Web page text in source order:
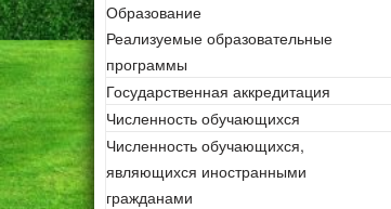
Образование
Реализуемые образовательные
программы
Государственная аккредитация
Численность обучающихся
Численность обучающихся,
являющихся иностранными
гражданами